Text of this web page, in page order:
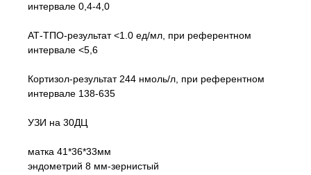
интервале 0,4-4,0
АТ-ТПО-результат <1.0 ед/мл, при референтном
интервале <5,6
Кортизол-результат 244 нмоль/л, при референтном
интервале 138-635
УЗИ на 30ДЦ
матка 41*36*33мм
эндометрий 8 мм-зернистый